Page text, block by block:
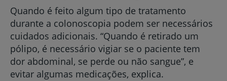
Quando é feito algum tipo de tratamento
durante a colonoscopia podem ser necessários
cuidados adicionais. “Quando é retirado um
pólipo, é necessário vigiar se o paciente tem
dor abdominal, se perde ou não sangue”, e
evitar algumas medicações, explica.